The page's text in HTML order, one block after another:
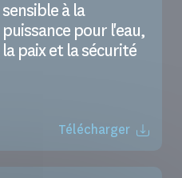
sensible à la
puissance pour l'eau,
la paix et la sécurité
Télécharger